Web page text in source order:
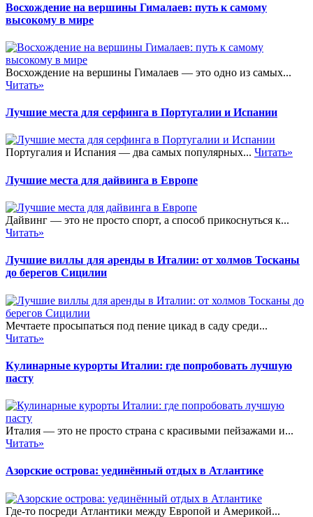
Восхождение на вершины Гималаев: путь к самому
высокому в мире
Восхождение на вершины Гималаев — это одно из самых...
Читать»
Лучшие места для серфинга в Португалии и Испании
Португалия и Испания — два самых популярных... Читать»
Лучшие места для дайвинга в Европе
Дайвинг — это не просто спорт, а способ прикоснуться к...
Читать»
Лучшие виллы для аренды в Италии: от холмов Тосканы
до берегов Сицилии
Мечтаете просыпаться под пение цикад в саду среди...
Читать»
Кулинарные курорты Италии: где попробовать лучшую
пасту
Италия — это не просто страна с красивыми пейзажами и...
Читать»
Азорские острова: уединённый отдых в Атлантике
Где-то посреди Атлантики между Европой и Америкой...